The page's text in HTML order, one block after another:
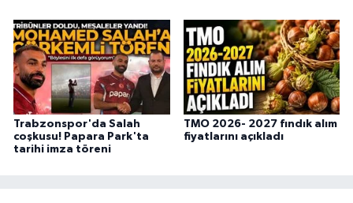
Trabzonspor'da Salah
coşkusu! Papara Park'ta
tarihi imza töreni
TMO 2026- 2027 fındık alım
fiyatlarını açıkladı